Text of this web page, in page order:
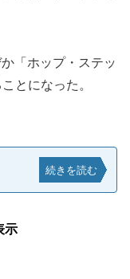
「ホップ・ステッ
とになった。
続きを読む
示